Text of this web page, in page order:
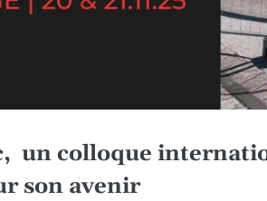
un colloque
son avenir